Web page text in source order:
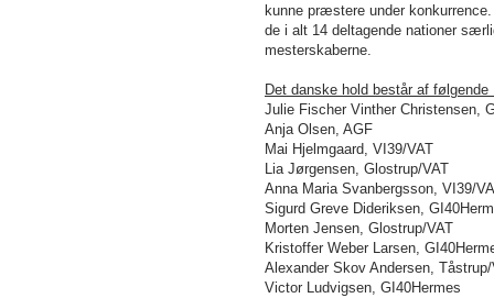
kunne præstere under
de i alt 14 deltagende nationer
mesterskaberne.
Det danske hold består af
Julie Fischer Vinther Christensen,
Anja Olsen, AGF
Mai Hjelmgaard, VI39/VAT
Lia Jørgensen, Glostrup/VAT
Anna Maria Svanbergsson, VI39/
Sigurd Greve Dideriksen,
Morten Jensen, Glostrup/VAT
Kristoffer Weber Larsen,
Alexander Skov Andersen, Tåstrup/
Victor Ludvigsen, GI40Hermes